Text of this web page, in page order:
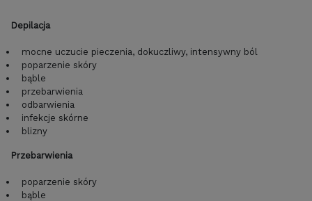
Depilacja
mocne uczucie pieczenia, dokuczliwy, intensywny ból
poparzenie skóry
bąble
przebarwienia
odbarwienia
infekcje skórne
blizny
Przebarwienia
poparzenie skóry
bąble